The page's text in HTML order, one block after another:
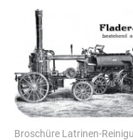
Broschüre Latrinen-